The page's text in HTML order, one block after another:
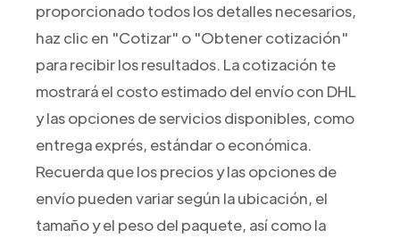
proporcionado todos los detalles necesarios,
haz clic en "Cotizar" o "Obtener cotización"
para recibir los resultados. La cotización te
mostrará el costo estimado del envío con DHL
y las opciones de servicios disponibles, como
entrega exprés, estándar o económica.
Recuerda que los precios y las opciones de
envío pueden variar según la ubicación, el
tamaño y el peso del paquete, así como la